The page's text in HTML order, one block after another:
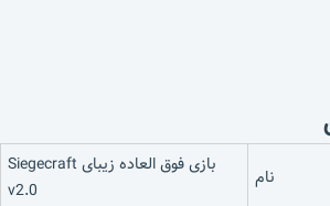
نام
بازی فوق العاده زیبای Siegecraft
v2.0